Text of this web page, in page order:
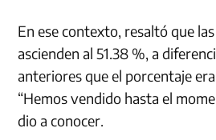
En ese contexto, resaltó que
ascienden al 51.38 %, a
anteriores que el porcentaje
“Hemos vendido hasta el
dio a conocer.